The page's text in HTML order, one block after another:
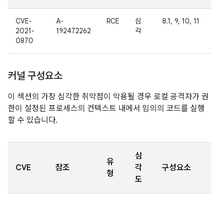
CVE-
2021-
0870
A-
192472262
RCE
심
각
8.1, 9, 10, 11
커널 구성요소
이 섹션의 가장 심각한 취약점이 악용될 경우 로컬 공격자가 권
한이 설정된 프로세스의 컨텍스트 내에서 임의의 코드를 실행
할 수 있습니다.
CVE 참조
유
형
심
각
도
구성요소